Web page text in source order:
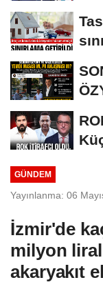
GÜNDEM
Yayınlanma: 06
İzmir'de
milyon
akaryakıt